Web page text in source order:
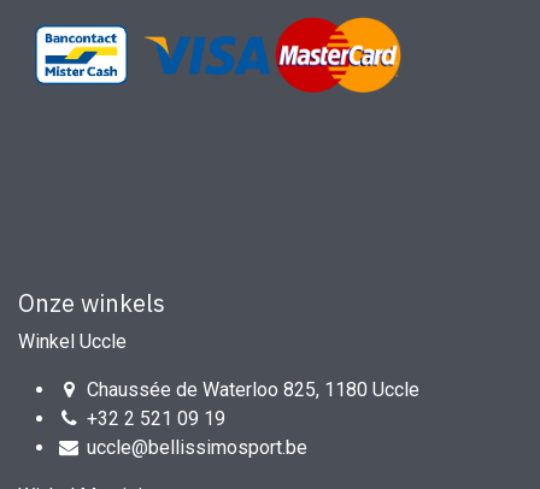
Onze winkels
Winkel Uccle
Chaussée de Waterloo 825, 1180 Uccle
+32 2 521 09 19
uccle@bellissimosport.be